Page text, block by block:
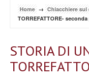
Home → Chiacchiere sul
TORREFATTORE-
STORIA DI